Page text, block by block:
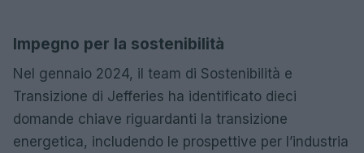
Impegno per la sostenibilità
Nel gennaio 2024, il team di Sostenibilità e
Transizione di Jefferies ha identificato dieci
domande chiave riguardanti la transizione
energetica, includendo le prospettive per l’industria